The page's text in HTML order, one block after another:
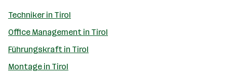
Techniker in Tirol
Office Management in Tirol
Führungskraft in Tirol
Montage in Tirol